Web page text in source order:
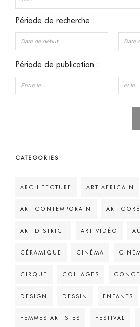
Période de recherche :
Période de publication :
CATEGORIES
ARCHITECTURE ART AFRICAIN
ART CONTEMPORAIN ART
ART DISTRICT ART VIDÉO
CÉRAMIQUE CINÉMA
CIRQUE COLLAGES
DESIGN DESSIN ENFANTS
FEMMES ARTISTES FESTIVAL